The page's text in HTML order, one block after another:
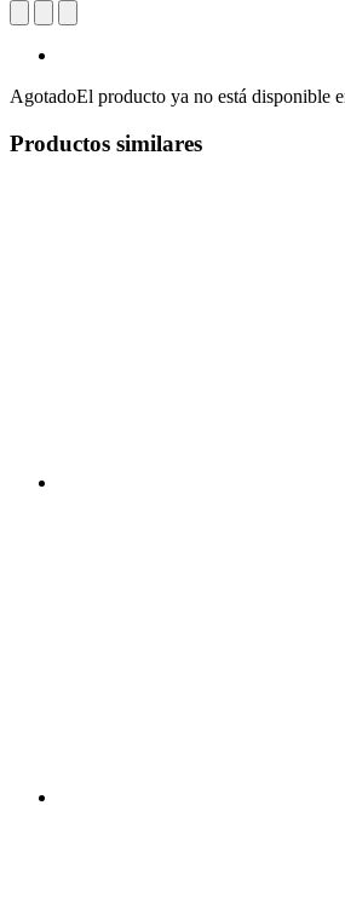
AgotadoEl producto ya no está disponible
Productos similares